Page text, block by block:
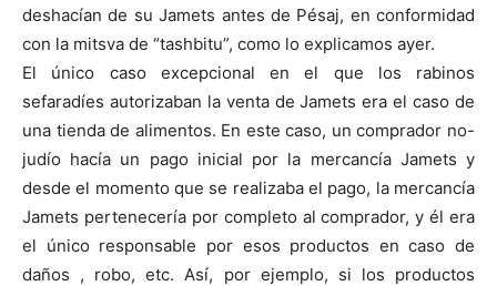
deshacían de su Jamets antes de Pésaj, en conformidad
con la mitsva de “tashbitu”, como lo explicamos ayer.
El único caso excepcional en el que los rabinos
sefaradíes autorizaban la venta de Jamets era el caso de
una tienda de alimentos. En este caso, un comprador no-
judío hacía un pago inicial por la mercancía Jamets y
desde el momento que se realizaba el pago, la mercancía
Jamets pertenecería por completo al comprador, y él era
el único responsable por esos productos en caso de
daños , robo, etc. Así, por ejemplo, si los productos